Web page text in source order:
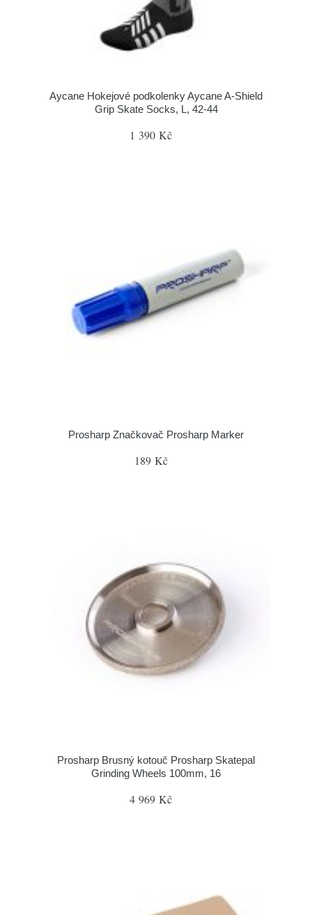
Aycane Hokejové podkolenky Aycane A-Shield
Grip Skate Socks, L, 42-44
1 390 Kč
Prosharp Značkovač Prosharp Marker
189 Kč
Prosharp Brusný kotouč Prosharp Skatepal
Grinding Wheels 100mm, 16
4 969 Kč